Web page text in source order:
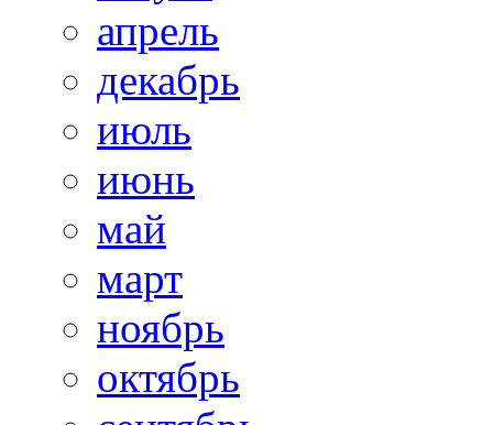
апрель
декабрь
июль
июнь
май
март
ноябрь
октябрь